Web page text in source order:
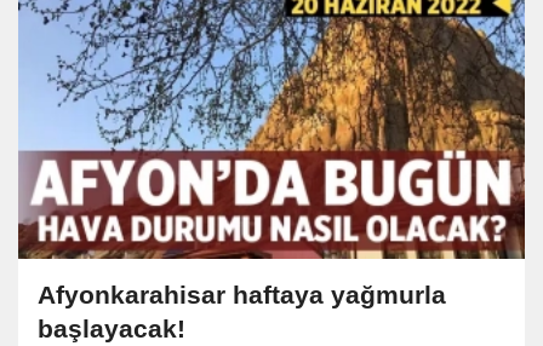
Afyonkarahisar haftaya yağmurla
başlayacak!